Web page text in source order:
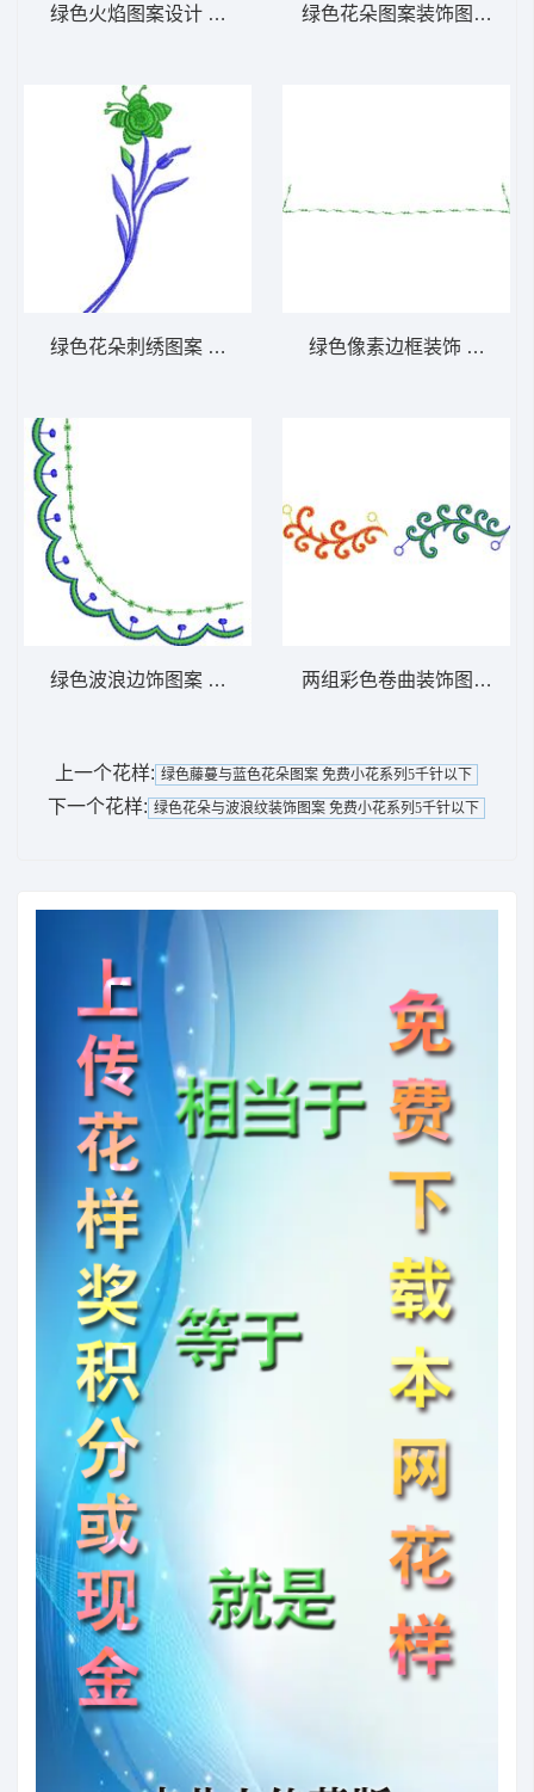
绿色火焰图案设计 免费小花系列5千针以下
绿色花朵刺绣图案 免费小花系列5千针以下
绿色波浪边饰图案 免费小花系列5千针以下
绿色花朵图案装饰图 免费
绿色像素边框装饰 免费小
两组彩色卷曲装饰图案 免
上一个花样: 绿色藤蔓与蓝色花朵图案 免费小花系列5千针以下
下一个花样: 绿色花朵与波浪纹装饰图案 免费小花系列5千针以下